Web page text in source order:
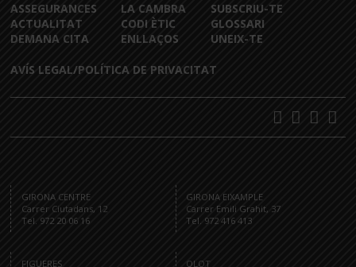
ASSEGURANCES
ACTUALITAT
DEMANA CITA
LA CAMBRA
CODI ÈTIC
ENLLAÇOS
SUBSCRIU-TE
GLOSSARI
UNEIX-TE
AVÍS LEGAL/POLÍTICA DE PRIVACITAT
GIRONA CENTRE
Carrer Ciutadans, 12
Tel. 972 20 06 16
GIRONA EIXAMPLE
Carrer Emili Grahit, 37
Tel. 972 416 413
FIGUERES OLOT